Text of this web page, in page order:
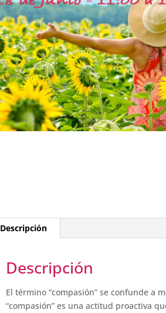
Descripción
Descripción
El término “compasión” se confunde a
“compasión” es una actitud proactiva